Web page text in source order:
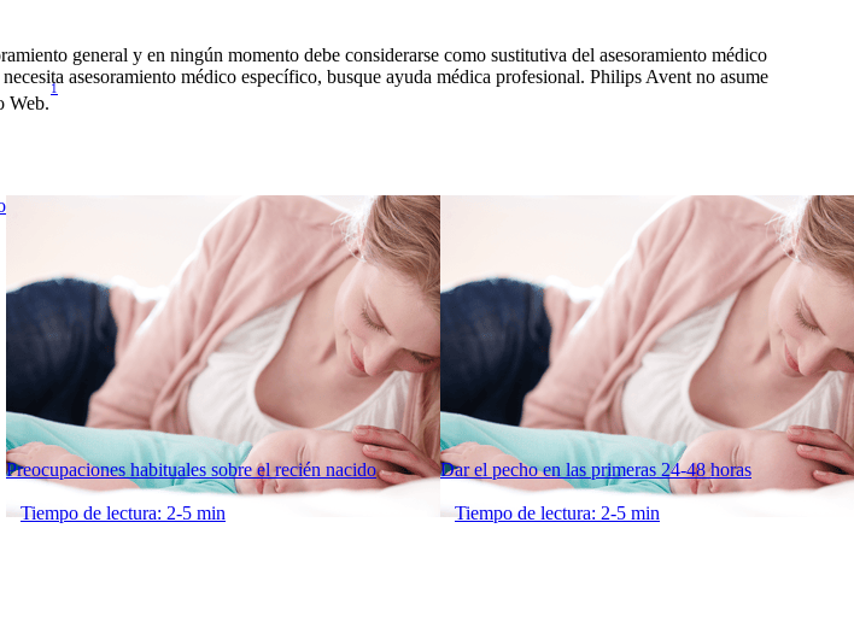
general y en ningún momento debe considerarse como sustitutiva del asesoramiento médico
asesoramiento médico específico, busque ayuda médica profesional. Philips Avent no asume
Web.
1
Preocupaciones habituales sobre el recién nacido
Tiempo de lectura: 2-5 min
Dar el pecho en las primeras 24-48 horas
Tiempo de lectura: 2-5 min